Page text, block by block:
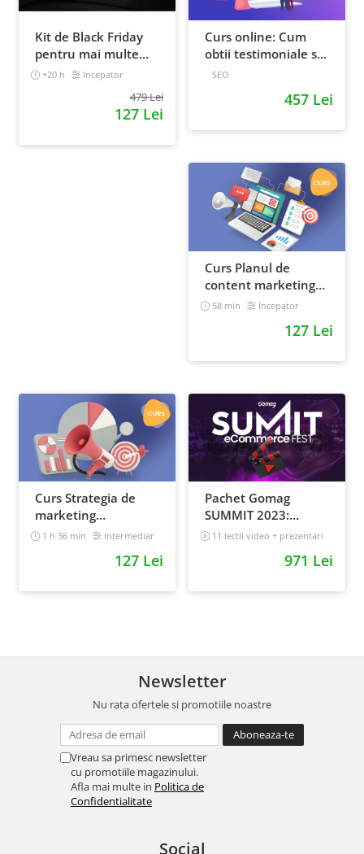
Kit de Black Friday
pentru mai multe
vanzari in magazinul
+20 h Incepator
479 Lei
127 Lei
Curs online: Cum
obtii testimoniale si
recenzii puternice
SEO
457 Lei
Curs Planul de
content marketing
pentru un magazin
58 min Incepator
127 Lei
Curs Strategia de
marketing
multichannel
1 h 36 min Intermediar
127 Lei
Pachet Gomag
SUMMIT 2023:
inregistrari +
11 lectii video + prezentari
971 Lei
Newsletter
Nu rata ofertele si promotiile noastre
Vreau sa primesc newsletter
cu promotiile magazinului.
Afla mai multe in Politica de
Confidentialitate
Social